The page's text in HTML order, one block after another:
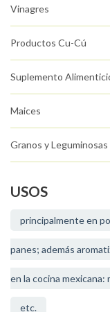
Vinagres
Productos Cu-Cú
Suplemento
Maices
Granos y Leguminosas
USOS
principalmente en
panes; además
en la cocina mexicana:
etc.